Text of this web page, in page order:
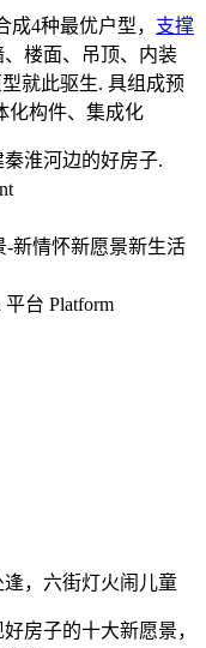
4种最优户型， 支撑
楼面、吊顶、内装
就此驱生. 具组成预
化构件、集成化
淮河边的好房子.
-新情怀新愿景新生活
平台 Platform
，六街灯火闹儿童
房子的十大新愿景，